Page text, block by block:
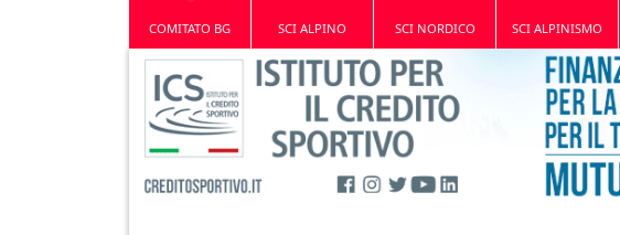
COMITATO BG SCI ALPINO SCI NORDICO SCI ALPINISMO